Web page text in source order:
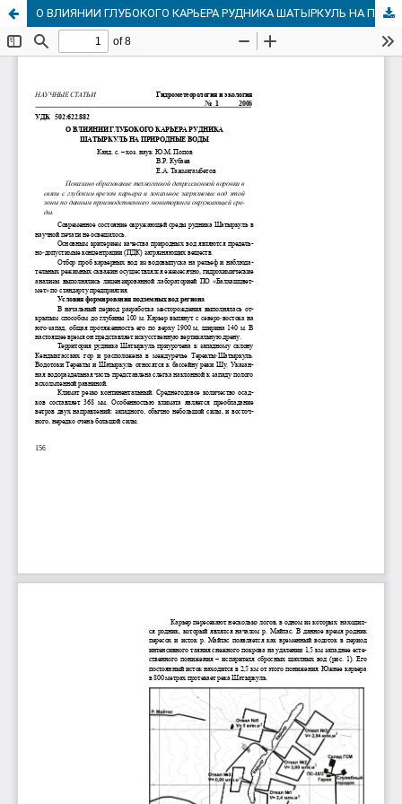
О ВЛИЯНИИ ГЛУБОКОГО КАРЬЕРА РУДНИКА ШАТЫРКУЛЬ НА ПРИРОДНЫЕ ВОДЫ